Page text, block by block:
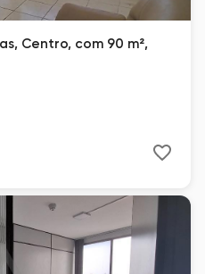
Centro, com 90 m²,